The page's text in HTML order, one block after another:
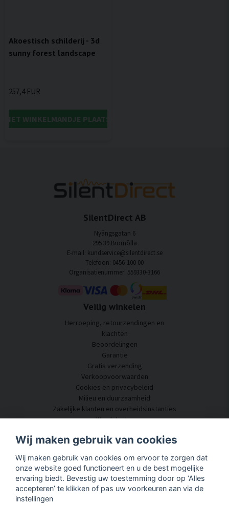
Akoestisch schilderij - 3d
sunny forest landscape
257,4 EUR
HET WINKELMANDJE PLAATSEN
SilentDirect AB
Nyängsgatan 6
295 39 Bromölla
E-mail: kundservice@silentdirect.se
Telefoon: 0456-100 00
Organisatienummer: 559330-3166
Veilig winkelen
Herroeping, retourzendingen en
klachten
Beoordelingen
Garantie
Gratis verzending
Verkoopvoorwaarden
Cookies en privacybeleid
Milieu en duurzaamheid
Zakelijke klanten en overheidsinstanties
Word dealer
Klantenservice
Neem contact met ons op
Akoestisch advies
Montage en installatie
Vragen en antwoorden
Wij maken gebruik van cookies
Wij maken gebruik van cookies om ervoor te zorgen dat
onze website goed functioneert en u de best mogelijke
ervaring biedt. Bevestig uw toestemming door op ‘Alles
accepteren’ te klikken of pas uw voorkeuren aan via de
instellingen